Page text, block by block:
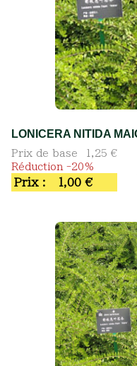
LONICERA NITIDA
Prix de base
1,25 €
Réduction -20%
Prix : 1,00 €